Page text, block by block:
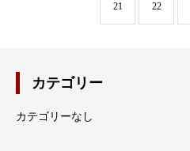
21 22
カテゴリー
カテゴリーなし